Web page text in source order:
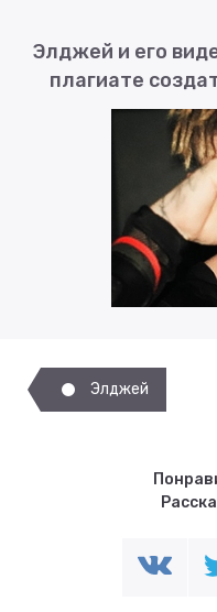
Элджей и его
плагиате
Элджей